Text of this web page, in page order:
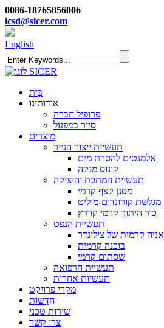
0086-18765856006
icsd@sicer.com
English
בַּיִת
אודותינו
פרופיל חברה
סיור במפעל
מוצרים
תעשיית ייצור הנייר
אלמנטים להסרת מים
קונוס מנקה
תעשיית המתכת והיציקה
מסנן קצף קרמי
מגלשת קורונדום-מוליט
כור היתוך קרמי קוורץ
תעשיית הנפט
אניה קרמית של צילינדר
בוכנה קרמית
שסתום קרמי
תעשיית הרפואה
תעשיות אחרות
מקרי פרויקט
חֲדָשׁוֹת
שירות טכני
צרו קשר